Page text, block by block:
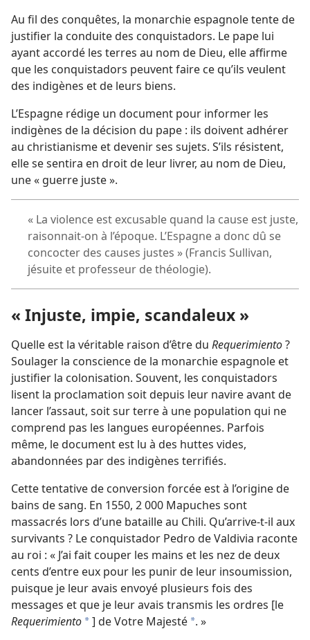
Au fil des conquêtes, la monarchie espagnole tente de
justifier la conduite des conquistadors. Le pape lui
ayant accordé les terres au nom de Dieu, elle affirme
que les conquistadors peuvent faire ce qu’ils veulent
des indigènes et de leurs biens.
L’Espagne rédige un document pour informer les
indigènes de la décision du pape : ils doivent adhérer
au christianisme et devenir ses sujets. S’ils résistent,
elle se sentira en droit de leur livrer, au nom de Dieu,
une « guerre juste ».
« La violence est excusable quand la cause est juste,
raisonnait-on à l’époque. L’Espagne a donc dû se
concocter des causes justes » (Francis Sullivan,
jésuite et professeur de théologie).
« Injuste, impie, scandaleux »
Quelle est la véritable raison d’être du Requerimiento?
Soulager la conscience de la monarchie espagnole et
justifier la colonisation. Souvent, les conquistadors
lisent la proclamation soit depuis leur navire avant de
lancer l’assaut, soit sur terre à une population qui ne
comprend pas les langues européennes. Parfois
même, le document est lu à des huttes vides,
abandonnées par des indigènes terrifiés.
Cette tentative de conversion forcée est à l’origine de
bains de sang. En 1550, 2 000 Mapuches sont
massacrés lors d’une bataille au Chili. Qu’arrive-t-il aux
survivants ? Le conquistador Pedro de Valdivia raconte
au roi : « J’ai fait couper les mains et les nez de deux
cents d’entre eux pour les punir de leur insoumission,
puisque je leur avais envoyé plusieurs fois des
messages et que je leur avais transmis les ordres [le
Requerimiento *] de Votre Majesté *. »